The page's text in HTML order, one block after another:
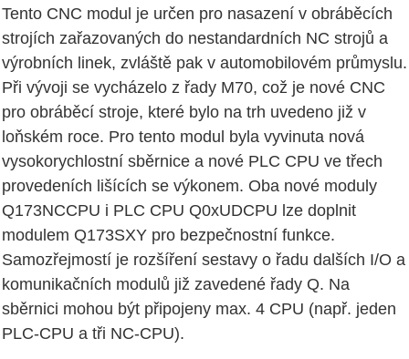
Tento CNC modul je určen pro nasazení v obráběcích
strojích zařazovaných do nestandardních NC strojů a
výrobních linek, zvláště pak v automobilovém průmyslu.
Při vývoji se vycházelo z řady M70, což je nové CNC
pro obráběcí stroje, které bylo na trh uvedeno již v
loňském roce. Pro tento modul byla vyvinuta nová
vysokorychlostní sběrnice a nové PLC CPU ve třech
provedeních lišících se výkonem. Oba nové moduly
Q173NCCPU i PLC CPU Q0xUDCPU lze doplnit
modulem Q173SXY pro bezpečnostní funkce.
Samozřejmostí je rozšíření sestavy o řadu dalších I/O a
komunikačních modulů již zavedené řady Q. Na
sběrnici mohou být připojeny max. 4 CPU (např. jeden
PLC-CPU a tři NC-CPU).